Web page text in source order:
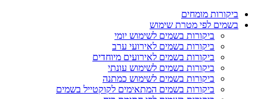
ביקורות מומחים
בשמים לפי מטרת שימוש
ביקורות בשמים לשימוש יומי
ביקורות בשמים לאירועי ערב
ביקורות בשמים לאירועים מיוחדים
ביקורות בשמים לשימוש עונתי
ביקורות בשמים לשימוש כמתנה
ביקורות בשמים המתאימים לקוקטייל בשמים